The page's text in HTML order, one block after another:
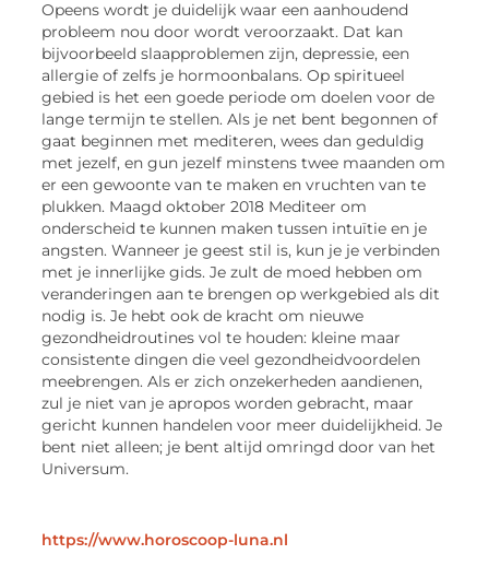
Opeens wordt je duidelijk waar een aanhoudend
probleem nou door wordt veroorzaakt. Dat kan
bijvoorbeeld slaapproblemen zijn, depressie, een
allergie of zelfs je hormoonbalans. Op spiritueel
gebied is het een goede periode om doelen voor de
lange termijn te stellen. Als je net bent begonnen of
gaat beginnen met mediteren, wees dan geduldig
met jezelf, en gun jezelf minstens twee maanden om
er een gewoonte van te maken en vruchten van te
plukken. Maagd oktober 2018 Mediteer om
onderscheid te kunnen maken tussen intuïtie en je
angsten. Wanneer je geest stil is, kun je je verbinden
met je innerlijke gids. Je zult de moed hebben om
veranderingen aan te brengen op werkgebied als dit
nodig is. Je hebt ook de kracht om nieuwe
gezondheidroutines vol te houden: kleine maar
consistente dingen die veel gezondheidvoordelen
meebrengen. Als er zich onzekerheden aandienen,
zul je niet van je apropos worden gebracht, maar
gericht kunnen handelen voor meer duidelijkheid. Je
bent niet alleen; je bent altijd omringd door van het
Universum.
https://www.horoscoop-luna.nl